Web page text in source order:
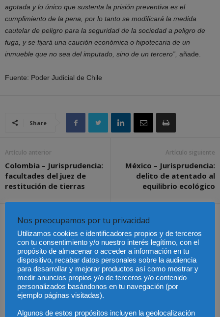
agotada y lo único que sustenta la prisión preventiva es el
cumplimiento de la pena, por lo tanto se modificará la medida
cautelar de peligro para la seguridad de la sociedad a peligro de
fuga, y se fijará una caución económica o hipotecaria de un
inmueble que no sea del imputado, sino de un tercero”, añade.
Fuente: Poder Judicial de Chile
Share
Artículo anterior
Colombia – Jurisprudencia:
facultades del juez de
restitución de tierras
Artículo siguiente
México – Jurisprudencia:
delito de atentado al
equilibrio ecológico
Artículos relacionados Más del autor
Chile – Equidad en el
mundo laboral
Chile – Proyecto anti
aborto
Chile – Contrato laboral
Nos preocupamos por tu privacidad
Utilizamos cookies e identificadores propios y de terceros
con tu consentimiento y/o nuestro interés legítimo, con el
propósito de almacenar o acceder a información en tu
dispositivo, recabar datos personales sobre la audiencia
para desarrollar y mejorar productos así como mostrar y
medir anuncios propios y/o de terceros y/o contenido
personalizados basándonos en tu navegación (por
ejemplo páginas visitadas).
Algunos de estos propósitos incluyen la geolocalización